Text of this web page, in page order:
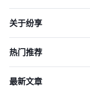
关于纷享
热门推荐
最新文章